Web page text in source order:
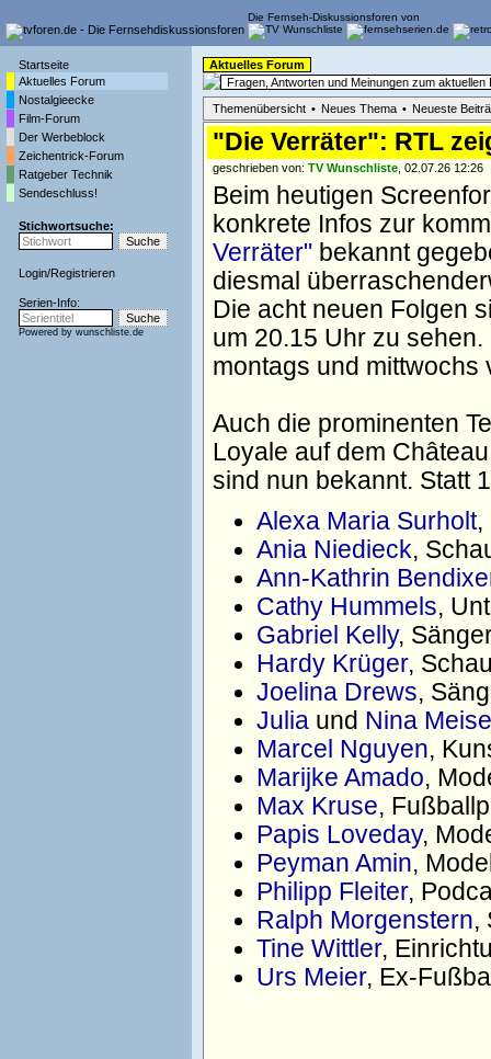
Die Fernseh-Diskussionsforen von
Startseite
Aktuelles Forum
Nostalgieecke
Film-Forum
Der Werbeblock
Zeichentrick-Forum
Ratgeber Technik
Sendeschluss!
Stichwortsuche:
Login/Registrieren
Serien-Info:
Powered by wunschliste.de
Aktuelles Forum
Fragen, Antworten und Meinungen zum
Themenübersicht • Neues Thema • Neueste
"Die Verräter": RTL
geschrieben von: TV Wunschliste , 02.07.26 12:26
Beim heutigen
konkrete Infos zur
Verräter" bekannt
diesmal
Die acht neuen Folgen
um 20.15 Uhr zu
montags und mittwochs
Auch die prominenten
Loyale auf dem
sind nun bekannt. Statt
Alexa Maria Surholt,
Ania Niedieck,
Ann-Kathrin
Cathy Hummels,
Gabriel Kelly,
Hardy Krüger,
Joelina Drews,
Julia und Nina Meise
Marcel Nguyen,
Marijke Amado,
Max Kruse,
Papis Loveday,
Peyman Amin,
Philipp Fleiter,
Ralph Morgenstern,
Tine Wittler,
Urs Meier, Ex-